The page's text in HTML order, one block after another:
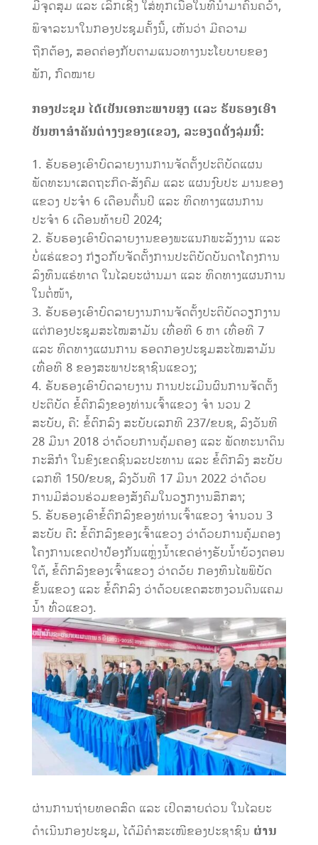
ມີຈຸດສຸມ ແລະ ເລິກເຊີ່ງ ໃສ່ທຸກເນື້ອໃນທີ່ນໍາມາຄົ້ນຄວ້າ,
ພິຈາລະນາໃນກອງປະຊຸມຄັ້ງນີ້, ເຫັນວ່າ ມີຄວາມ
ຖືກຕ້ອງ, ສອດຄ່ອງກັບຕາມແນວທາງນະໂຍບາຍຂອງ
ພັກ, ກົດໝາຍ
ກອງປະຊຸມ​ ໄດ້​ເປັນ​ເອກະ​ພາບສູງ ແລະ ຮັບຮອງເອົາ
ບັນຫາສໍາຄັນຕ່າງໆຂອງແຂວງ, ລະອຽດດັ່ງລຸ່ມນີ້:
ຮັບຮອງເອົາບົດລາຍງານການ​ຈັດຕັ້ງປະຕິບັດແຜນ
ພັດທະນາ​ເສດຖະກິດ-ສັງຄົມ ແລະ ແຜນງົບປະ ມານຂອງ
ແຂວງ ປະຈຳ 6 ເດືອນຕົ້ນປີ ແລະ ທິດທາງແຜນການ
ປະຈຳ 6 ເດືອນທ້າຍປີ 2024;
ຮັບຮອງເອົາບົດລາຍງານຂອງພະແນກພະລັງງານ ແລະ
ບໍ່ແຮ່ແຂວງ ກ່ຽວກັບຈັດຕັ້ງການປະຕິບັດບັນດາໂຄງການ
ລົງທຶນແຮ່ທາດ ໃນໄລຍະຜ່ານມາ ແລະ ທິດທາງແຜນການ
ໃນຕໍ່ໜ້າ,
ຮັບຮອງເອົາບົດລາຍງານການຈັດຕັ້ງປະຕິບັດວຽກງານ
ແຕ່ກອງປະຊຸມສະໄໝສາມັນ ເທື່ອທີ 6 ຫາ ເທື່ອທີ 7
ແລະ ທິດທາງແຜນການ ຮອດກອງປະຊຸມສະໄໝສາມັນ
ເທື່ອທີ 8 ຂອງສະພາປະຊາຊົນແຂວງ;
ຮັບຮອງເອົາບົດລາຍງານ ການປະເມີນຜົນການຈັດຕັ້ງ
ປະຕິບັດ ຂໍ້ຕົກລົງຂອງທ່ານເຈົ້າແຂວງ ຈຳ ນວນ 2
ສະບັບ, ຄື: ຂໍ້ຕົກລົງ ສະບັບເລກທີ 237/ຂບຊ, ລົງວັນທີ
28 ມີນາ 2018 ວ່າດ້ວຍການຄຸ້ມຄອງ ແລະ ພັດທະນາດິນ
ກະສິກໍາ ໃນຂົງເຂດຊົນລະປະທານ ແລະ ຂໍ້ຕົກລົງ ສະບັບ
ເລກທີ 150/ຂບຊ, ລົງວັນທີ 17 ມີນາ 2022 ວ່າດ້ວຍ
ການມີສ່ວນຮ່ວມຂອງສັງຄົມໃນວຽກງານສຶກສາ;
ຮັບຮອງເອົາຂໍ້ຕົກລົງຂອງທ່ານເຈົ້າ​ແຂວງ ຈຳນວນ 3
ສະບັບ ຄື:​ ຂໍ້ຕົກລົງຂອງເຈົ້າແຂວງ ວ່າດ້ວຍການຄຸ້ມຄອງ
ໂຄງການເຂດປ່າປ້ອງກັນແຫຼ່ງນໍ້າເຂດອ່າງຮັບນໍ້າຍ້ວງຕອນ
ໃຕ້, ຂໍ້ຕົກລົງຂອງເຈົ້າແຂວງ ວ່າດວ້ຍ ກອງທຶນໄພພິບັດ
ຂັ້ນແຂວງ ແລະ ຂໍ້ຕົກລົງ ວ່າດ້ວຍເຂດສະຫງວນດິນແຄມ
ນໍ້າ ທົ່ວແຂວງ.
ຜ່ານການ​ຖ່າຍທອດສົດ ແລະ ເປິດສາຍດ່ວນ ໃນໄລຍະ
ດຳເນີນກອງປະຊຸມ, ໄດ້ມີຄຳສະເໜີຂອງປະຊາຊົນ ຜ່ານ